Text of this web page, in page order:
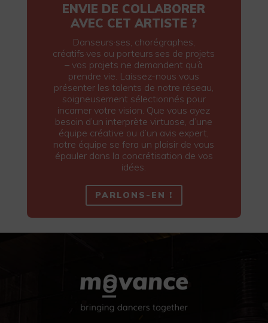
ENVIE DE COLLABORER
AVEC CET ARTISTE ?
Danseurs·ses, chorégraphes,
créatifs·ves ou porteurs·ses de projets
– vos projets ne demandent qu’à
prendre vie. Laissez-nous vous
présenter les talents de notre réseau,
soigneusement sélectionnés pour
incarner votre vision. Que vous ayez
besoin d’un interprète virtuose, d’une
équipe créative ou d’un avis expert,
notre équipe se fera un plaisir de vous
épauler dans la concrétisation de vos
idées.
PARLONS-EN !